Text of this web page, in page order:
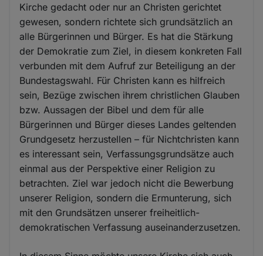
Kirche gedacht oder nur an Christen gerichtet
gewesen, sondern richtete sich grundsätzlich an
alle Bürgerinnen und Bürger. Es hat die Stärkung
der Demokratie zum Ziel, in diesem konkreten Fall
verbunden mit dem Aufruf zur Beteiligung an der
Bundestagswahl. Für Christen kann es hilfreich
sein, Bezüge zwischen ihrem christlichen Glauben
bzw. Aussagen der Bibel und dem für alle
Bürgerinnen und Bürger dieses Landes geltenden
Grundgesetz herzustellen – für Nichtchristen kann
es interessant sein, Verfassungsgrundsätze auch
einmal aus der Perspektive einer Religion zu
betrachten. Ziel war jedoch nicht die Bewerbung
unserer Religion, sondern die Ermunterung, sich
mit den Grundsätzen unserer freiheitlich-
demokratischen Verfassung auseinanderzusetzen.